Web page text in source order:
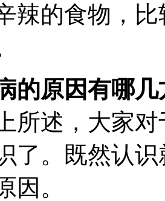
辣的食物，
的原因有哪几
所述，大家
了。既然认
因。